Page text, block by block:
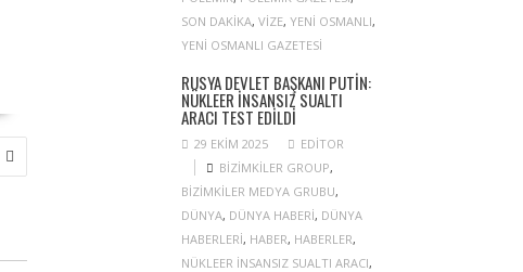
SON DAKIKA, VIZE, YENI OSMANLI,
YENI OSMANLI GAZETESI
RUSYA DEVLET BAŞKANI PUTIN:
NÜKLEER INSANSIZ SUALTI
ARACI TEST EDILDI
29 EKIM 2025
EDITOR
BIZIMKILER GROUP,
BIZIMKILER MEDYA GRUBU,
DÜNYA, DÜNYA HABERI, DÜNYA
HABERLERI, HABER, HABERLER,
NÜKLEER INSANSIZ SUALTI ARACI,